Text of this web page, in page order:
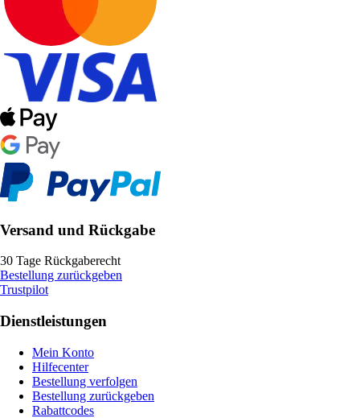
Versand und Rückgabe
30 Tage Rückgaberecht
Bestellung zurückgeben
Trustpilot
Dienstleistungen
Mein Konto
Hilfecenter
Bestellung verfolgen
Bestellung zurückgeben
Rabattcodes